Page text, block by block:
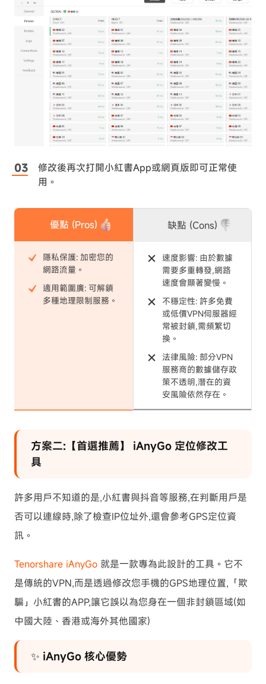
修改後再次打開小紅書App或網頁版即可正常使
用。
優點 (Pros)
隱私保護: 加密您的
網路流量。
適用範圍廣: 可解鎖
多種地理限制服務。
缺點 (Cons)
速度影響: 由於數據
需要多重轉發,網路
速度會顯著變慢。
不穩定性: 許多免費
或低價VPN伺服器經
常被封鎖,需頻繁切
換。
法律風險: 部分VPN
服務商的數據儲存政
策不透明,潛在的資
安風險依然存在。
方案二:【首選推薦】 iAnyGo 定位修改工
具
許多用戶不知道的是,小紅書與抖音等服務,在判斷用戶是
否可以連線時,除了檢查IP位址外,還會參考GPS定位資
訊。
Tenorshare iAnyGo 就是一款專為此設計的工具。它不
是傳統的VPN,而是透過修改您手機的GPS地理位置,「欺
騙」小紅書的APP,讓它誤以為您身在一個非封鎖區域(如
中國大陸、香港或海外其他國家)
✨ iAnyGo 核心優勢